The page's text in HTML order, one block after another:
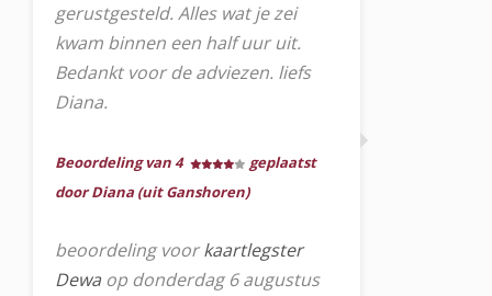
gerustgesteld. Alles wat je zei
kwam binnen een half uur uit.
Bedankt voor de adviezen. liefs
Diana.
Beoordeling van 4
geplaatst
door Diana (uit Ganshoren)
beoordeling voorkaartlegster
Dewa op donderdag 6 augustus